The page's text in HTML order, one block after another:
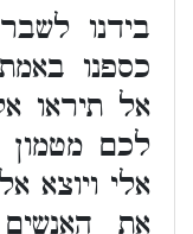
בידנו
כספנו
אל תיראו
לכם
אלי ויוצא
את